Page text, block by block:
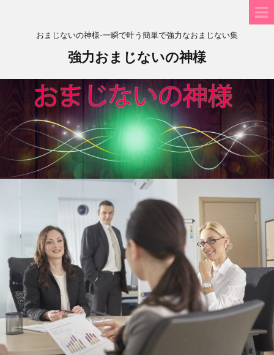
おまじないの神様-一瞬で叶う簡単で強力なおまじない集
強力おまじないの神様